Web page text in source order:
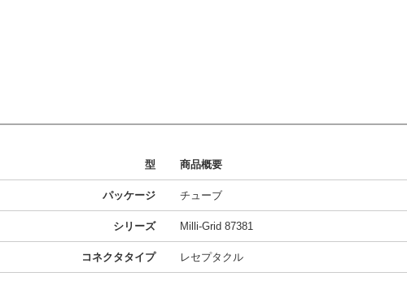
型 商品概要
パッケージ チューブ
シリーズ Milli-Grid 87381
コネクタタイプ レセプタクル